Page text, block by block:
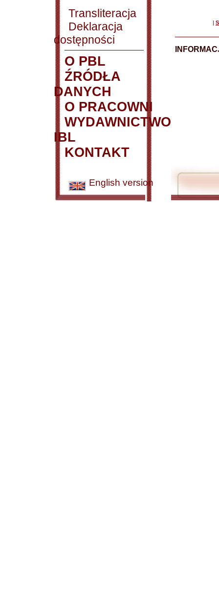
Transliteracja
Deklaracja
dostępności
O PBL
ŹRÓDŁA
DANYCH
O PRACOWNI
WYDAWNICTWO
IBL
KONTAKT
English version
|